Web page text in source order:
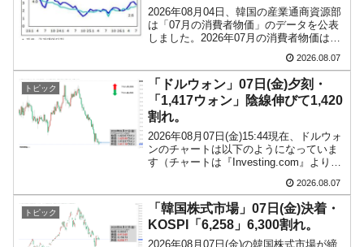
『Money1』
【米韓激突案件】韓国消費者院が『クーパ
ン』1人当たり賠償10万ウォンを認定 ⇒ 総額3兆7,000億
『Money1』
韓国型イージス搭載の次世代駆逐艦
「KDDX」1番艦、2032年竣工と公示
2026年08月04日、韓国の産業通商資源部
は「07月の消費者物価」のデータを公表
しました。2026年07月の消費者物価は、
したことなどにより、前年同月比2.8％上
昇（06月は3.2％）となり、上昇率は前...
2026.08.07
トピック
「ドルウォン」07日(金)夕刻・
「1,417ウォン」陰線伸びて1,420
割れ。
2026年08月07日(金)15:44現在、ドルウォ
ンのチャートは以下のようになっていま
す（チャートは『Investing.com』より引
「1ドル＝1,417ウォン」近辺の攻防とな
っています。ローソク足1...
2026.08.07
トピック
「韓国株式市場」07日(金)決着・
KOSPI「6,258」6,300割れ。
2026年08月07日(金)の韓国株式市場が締